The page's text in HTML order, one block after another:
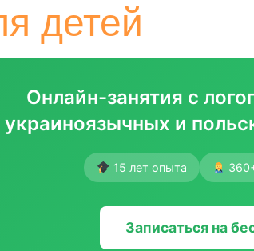
детей
Онлайн-занятия с
украиноязычных и
15 лет опыта
Записаться на